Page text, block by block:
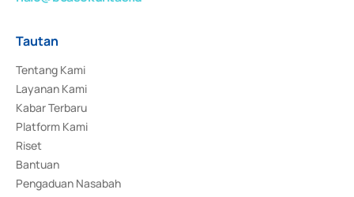
Tautan
Tentang Kami
Layanan Kami
Kabar Terbaru
Platform Kami
Riset
Bantuan
Pengaduan Nasabah